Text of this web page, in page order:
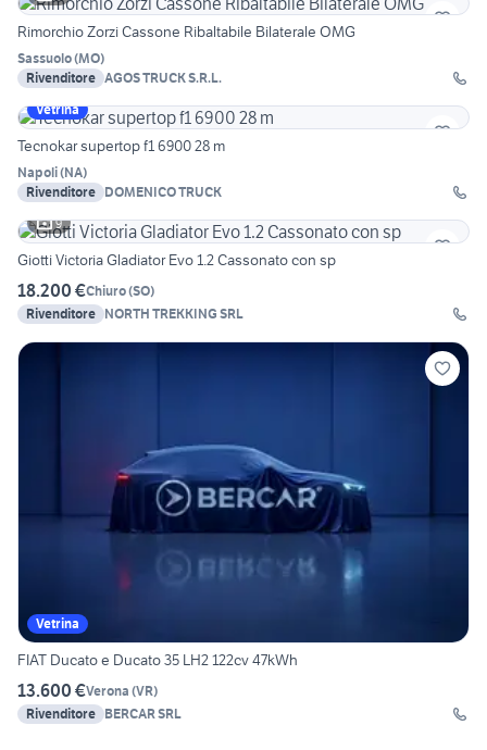
Rimorchio Zorzi Cassone Ribaltabile Bilaterale OMG
Sassuolo(MO)
Rivenditore AGOS TRUCK S.R.L.
Vetrina
Tecnokar supertop f1 6900 28 m
Napoli(NA)
Rivenditore DOMENICO TRUCK
9
Giotti Victoria Gladiator Evo 1.2 Cassonato con sp
18.200 €Chiuro(SO)
Rivenditore NORTH TREKKING SRL
Vetrina
FIAT Ducato e Ducato 35 LH2 122cv 47kWh
13.600 €Verona (VR)
Rivenditore BERCAR SRL